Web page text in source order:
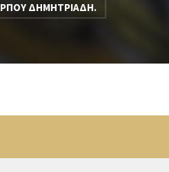
ΔΗΜΗΤΡΙΑΔΗ.